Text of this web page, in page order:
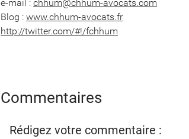
e-mail : chhum@chhum-avocats.com
Blog : www.chhum-avocats.fr
http://twitter.com/#!/fchhum
Commentaires
Rédigez votre commentaire :